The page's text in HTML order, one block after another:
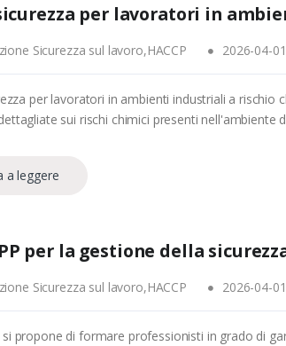
per lavoratori in
Sicurezza sul lavoro,HACCP 2026-04-
per lavoratori in ambienti industriali a
sui rischi chimici presenti nell'ambiente
a leggere
per la gestione della
Sicurezza sul lavoro,HACCP 2026-04-
si propone di formare professionisti in grado di